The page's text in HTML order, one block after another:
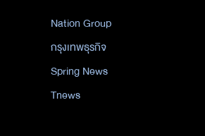
Nation Group
กรุงเทพธุรกิจ
Spring News
Tnews